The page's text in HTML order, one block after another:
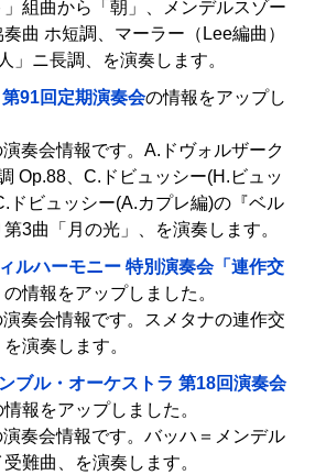
」組曲から「朝」、メンデルスゾー
曲 ホ短調、マーラー（Lee編曲）
」ニ長調、を演奏します。
91回定期演奏会の情報をアップし
奏会情報です。A.ドヴォルザーク
Op.88、C.ドビュッシー(H.ビュッ
ドビュッシー(A.カプレ編)の『ベル
3曲「月の光」、を演奏します。
ルハーモニー 特別演奏会「連作交
の情報をアップしました。
奏会情報です。スメタナの連作交
演奏します。
ブル・オーケストラ 第18回演奏会
情報をアップしました。
奏会情報です。バッハ＝メンデル
難曲、を演奏します。